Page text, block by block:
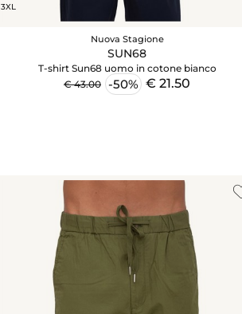
3XL
Nuova Stagione
SUN68
T-shirt Sun68 uomo in cotone bianco
€ 43.00 -50% € 21.50